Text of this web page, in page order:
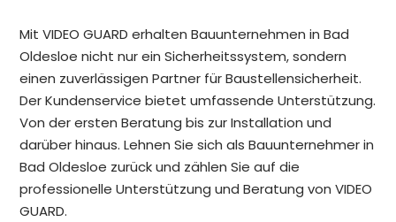
Mit VIDEO GUARD erhalten Bauunternehmen in Bad
Oldesloe nicht nur ein Sicherheitssystem, sondern
einen zuverlässigen Partner für Baustellensicherheit.
Der Kundenservice bietet umfassende Unterstützung.
Von der ersten Beratung bis zur Installation und
darüber hinaus. Lehnen Sie sich als Bauunternehmer in
Bad Oldesloe zurück und zählen Sie auf die
professionelle Unterstützung und Beratung von VIDEO
GUARD.